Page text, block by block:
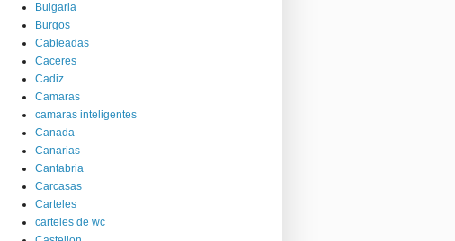
Bulgaria
Burgos
Cableadas
Caceres
Cadiz
Camaras
camaras inteligentes
Canada
Canarias
Cantabria
Carcasas
Carteles
carteles de wc